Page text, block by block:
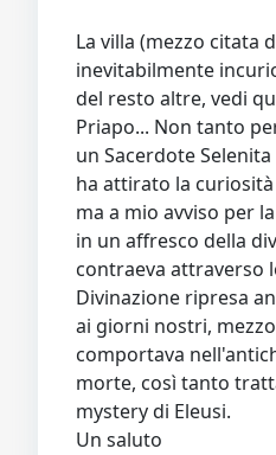
La villa (mezzo citata
inevitabilmente
del resto altre, vedi
Priapo... Non tanto
un Sacerdote
ha attirato la
ma a mio avviso per
in un affresco della
contraeva attraverso
Divinazione ripresa
ai giorni nostri,
comportava
morte, così tanto
mystery di Eleusi.
Un saluto